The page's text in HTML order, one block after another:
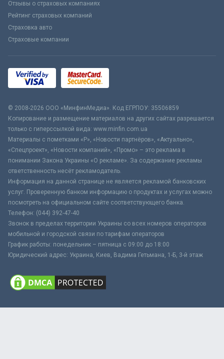
Отзывы о страховых компаниях
Рейтинг страховых компаний
Страховка авто
Страховые компании
© 2008-2026 ООО «МинфинМедиа». Код ЕГРПОУ: 35506859
Копирование и размещение материалов на других сайтах разрешается
только с гиперссылкой вида: www.minfin.com.ua
Материалы с пометками «Р», «Новости партнёров», «Актуально»,
«Спецпроект», «Новости компаний», «Промо» – это реклама в
понимании Закона Украины «О рекламе». За содержание рекламы
ответственность несёт рекламодатель.
Информация на данной странице не является рекламой банковских
услуг. Проверенную банком информацию о продуктах и услугах можно
посмотреть на официальном сайте соответствующего банка.
Телефон: (044) 392-47-40
Звонок в пределах территории Украины со всех номеров операторов
мобильной и городской связи по тарифам операторов
График работы: понедельник – пятница с 09:00 до 18:00
Юридический адрес: Украина, Киев, Вадима Гетьмана, 1-Б, 3-й этаж